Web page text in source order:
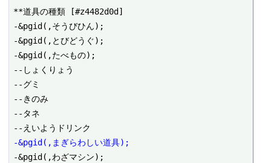
**道具の種類 [#z4482d0d]
-&pgid(,そうびひん);
-&pgid(,とびどうぐ);
-&pgid(,たべもの);
--しょくりょう
--グミ
--きのみ
--タネ
-&pgid(,まぎらわしい道具);
-&pgid(,わざマシン);